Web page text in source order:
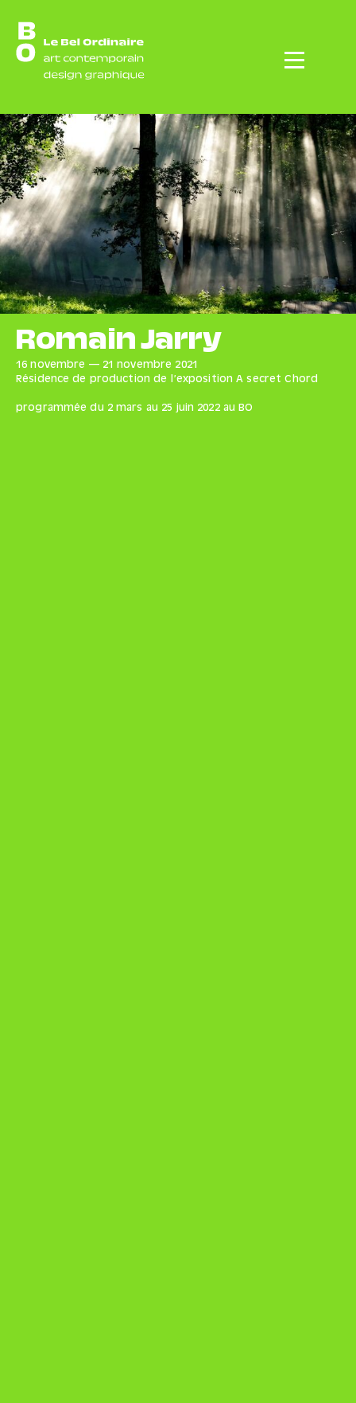
Menu
Romain Jarry
16 novembre — 21 novembre 2021
Résidence de production de l’exposition A secret Chord
programmée du 2 mars au 25 juin 2022 au BO